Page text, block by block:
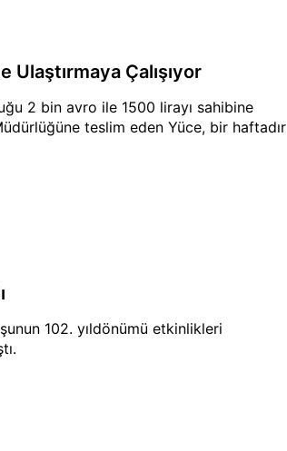
Ulaştırmaya Çalışıyor
2 bin avro ile 1500 lirayı sahibine
teslim eden Yüce, bir haftadır
102. yıldönümü etkinlikleri